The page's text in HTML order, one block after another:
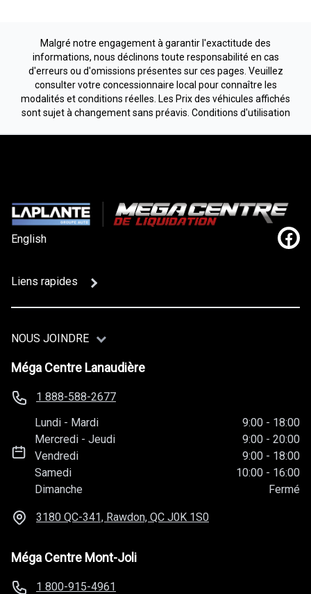
Malgré notre engagement à garantir l'exactitude des
informations, nous déclinons toute responsabilité en cas
d'erreurs ou d'omissions présentes sur ces pages. Veuillez
consulter votre concessionnaire local pour connaître les
modalités et conditions réelles. Les Prix des véhicules affichés
sont sujet à changement sans préavis. Conditions d'utilisation
English
Liens rapides
NOUS JOINDRE
Méga Centre Lanaudière
1 888-588-2677
Lundi - Mardi 9:00 - 18:00
Mercredi -Jeudi 9:00 - 20:00
Vendredi
9:00 - 18:00
Samedi
10:00 - 16:00
Dimanche
Fermé
3180 QC-341, Rawdon, QC J0K 1S0
Méga Centre Mont-Joli
1 800-915-4961